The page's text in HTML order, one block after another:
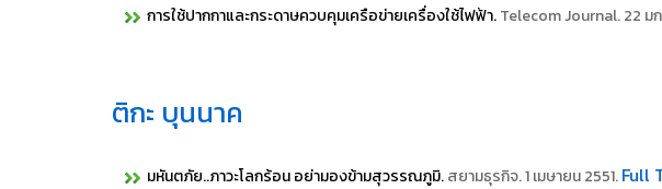
การใช้ปากกาและกระดาษควบคุมเครือข่ายเครื่องใช้ไฟฟ้า.Telecom Journal. 22 ม
ติกะ บุนนาค
มหันตภัย..ภาวะโลกร้อน อย่ามองข้ามสุวรรณภูมิ.สยามธุรกิจ. 1 เมษายน 2551.Full